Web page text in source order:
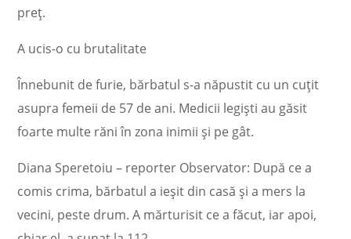
preţ.
A ucis-o cu brutalitate
Înnebunit de furie, bărbatul s-a năpustit cu un cuţit
asupra femeii de 57 de ani. Medicii legişti au găsit
foarte multe răni în zona inimii şi pe gât.
Diana Speretoiu – reporter Observator: După ce a
comis crima, bărbatul a ieşit din casă şi a mers la
vecini, peste drum. A mărturisit ce a făcut, iar apoi,